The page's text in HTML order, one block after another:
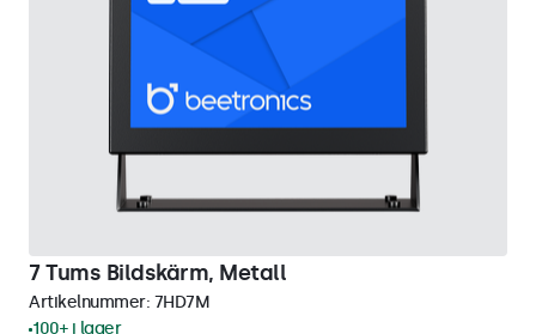
7 Tums Bildskärm, Metall
Artikelnummer: 7HD7M
100+ i lager